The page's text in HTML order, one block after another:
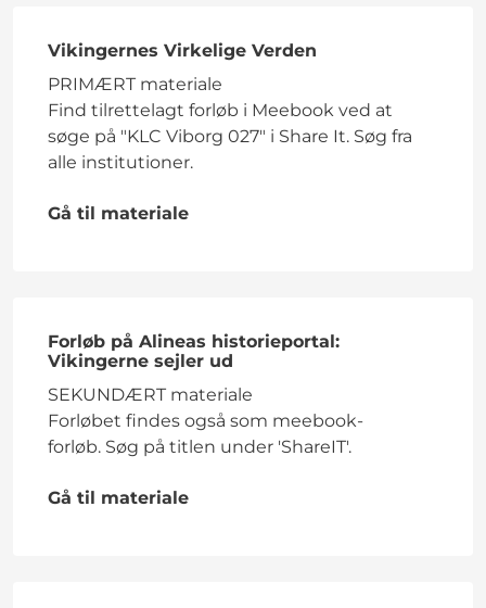
Vikingernes Virkelige Verden
PRIMÆRT materiale
Find tilrettelagt forløb i Meebook ved at
søge på "KLC Viborg 027" i Share It. Søg fra
alle institutioner.
Gå til materiale
Forløb på Alineas historieportal:
Vikingerne sejler ud
SEKUNDÆRT materiale
Forløbet findes også som meebook-
forløb. Søg på titlen under 'ShareIT'.
Gå til materiale